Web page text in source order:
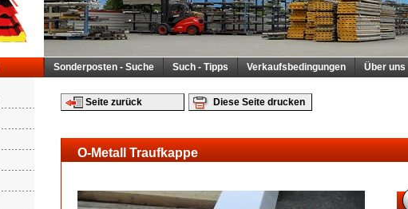
Sonderposten - Suche Such - Tipps Verkaufsbedingungen Über uns
Seite zurück Diese Seite drucken
O-Metall Traufkappe